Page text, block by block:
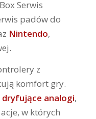
Serwis
padów do
Nintendo,
z
komfort gry.
dryfujące analogi,
w których